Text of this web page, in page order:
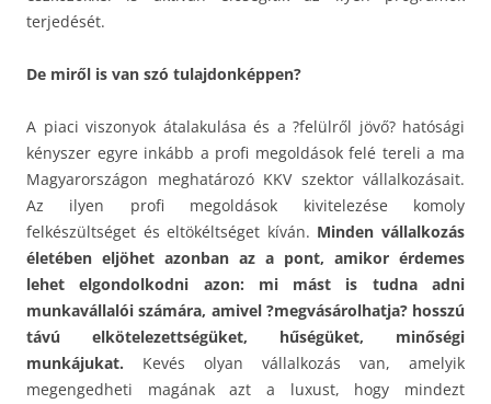
terjedését.
De miről is van szó tulajdonképpen?
A piaci viszonyok átalakulása és a ?felülről jövő? hatósági
kényszer egyre inkább a profi megoldások felé tereli a ma
Magyarországon meghatározó KKV szektor vállalkozásait.
Az ilyen profi megoldások kivitelezése komoly
felkészültséget és eltökéltséget kíván. Minden vállalkozás
életében eljöhet azonban az a pont, amikor érdemes
lehet elgondolkodni azon: mi mást is tudna adni
munkavállalói számára, amivel ?megvásárolhatja? hosszú
távú elkötelezettségüket, hűségüket, minőségi
munkájukat. Kevés olyan vállalkozás van, amelyik
megengedheti magának azt a luxust, hogy mindezt